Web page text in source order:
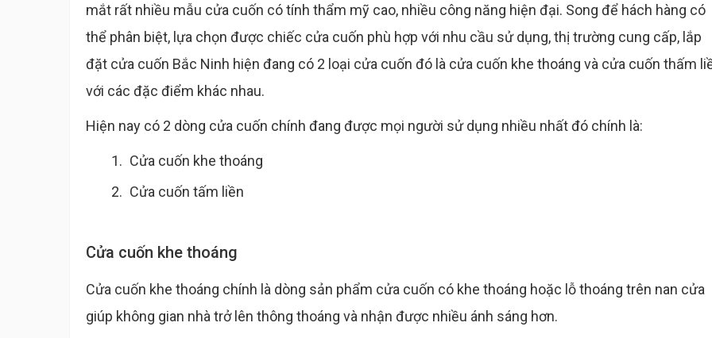
mắt rất nhiều mẫu cửa cuốn có tính thẩm mỹ cao, nhiều công năng hiện đại. Song để hách hàng có
thể phân biệt, lựa chọn được chiếc cửa cuốn phù hợp với nhu cầu sử dụng, thị trường cung cấp, lắp
đặt cửa cuốn Bắc Ninh hiện đang có 2 loại cửa cuốn đó là cửa cuốn khe thoáng và cửa cuốn thấm
với các đặc điểm khác nhau.
Hiện nay có 2 dòng cửa cuốn chính đang được mọi người sử dụng nhiều nhất đó chính là:
Cửa cuốn khe thoáng
Cửa cuốn tấm liền
Cửa cuốn khe thoáng
Cửa cuốn khe thoáng chính là dòng sản phẩm cửa cuốn có khe thoáng hoặc lỗ thoáng trên nan cửa
giúp không gian nhà trở lên thông thoáng và nhận được nhiều ánh sáng hơn.